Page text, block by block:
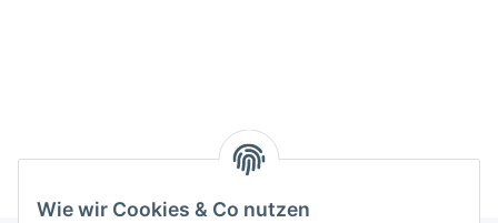
Wie wir Cookies & Co nutzen